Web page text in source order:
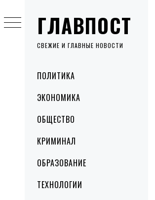
ГЛАВПОСТ
СВЕЖИЕ И ГЛАВНЫЕ НОВОСТИ
MenuПОЛИТИКА
ЭКОНОМИКА
ОБЩЕСТВО
КРИМИНАЛ
ОБРАЗОВАНИЕ
ТЕХНОЛОГИИ
to
content